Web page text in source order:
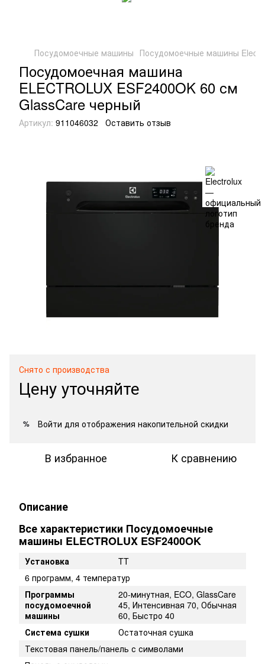
Посудомоечные машины Посудомоечные машины
Посудомоечная машина
ELECTROLUX ESF2400OK 60 см
GlassCare черный
Артикул: 911046032 Оставить отзыв
Снято с производства
Цену уточняйте
% Войти для отображения накопительной скидки
В избранное К сравнению
Описание
Все характеристики Посудомоечные
машины ELECTROLUX ESF2400OK
Установка
TT
6 программ, 4 температур
Программы
посудомоечной
машины
20-минутная, ECO, GlassCare
45, Интенсивная 70, Обычная
60, Быстро 40
Система сушки
Остаточная сушка
Текстовая панель/панель с символами